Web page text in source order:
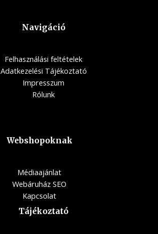
Navigáció
Felhasználási feltételek
Adatkezelési Tájékoztató
Impresszum
Rólunk
Webshopoknak
Médiaajánlat
Webáruház SEO
Kapcsolat
Tájékoztató